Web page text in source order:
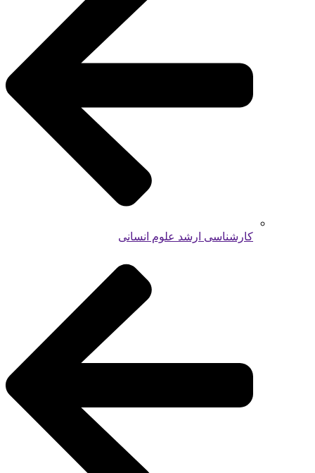
کارشناسی ارشد علوم انسانی